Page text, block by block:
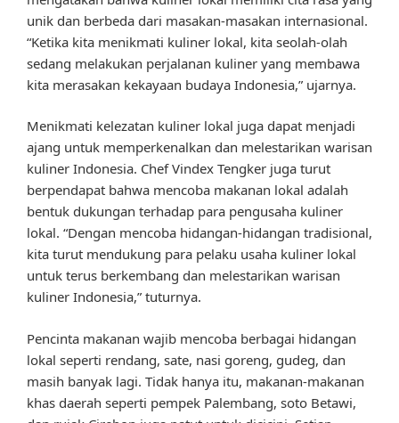
unik dan berbeda dari masakan-masakan internasional.
“Ketika kita menikmati kuliner lokal, kita seolah-olah
sedang melakukan perjalanan kuliner yang membawa
kita merasakan kekayaan budaya Indonesia,” ujarnya.
Menikmati kelezatan kuliner lokal juga dapat menjadi
ajang untuk memperkenalkan dan melestarikan warisan
kuliner Indonesia. Chef Vindex Tengker juga turut
berpendapat bahwa mencoba makanan lokal adalah
bentuk dukungan terhadap para pengusaha kuliner
lokal. “Dengan mencoba hidangan-hidangan tradisional,
kita turut mendukung para pelaku usaha kuliner lokal
untuk terus berkembang dan melestarikan warisan
kuliner Indonesia,” tuturnya.
Pencinta makanan wajib mencoba berbagai hidangan
lokal seperti rendang, sate, nasi goreng, gudeg, dan
masih banyak lagi. Tidak hanya itu, makanan-makanan
khas daerah seperti pempek Palembang, soto Betawi,